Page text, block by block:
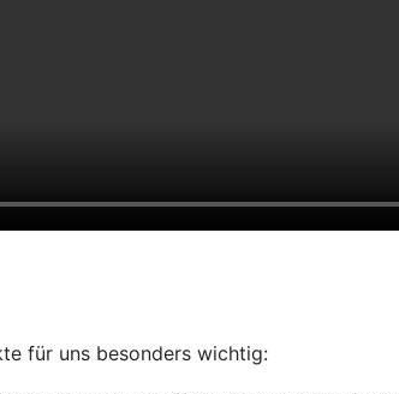
für uns besonders wichtig: